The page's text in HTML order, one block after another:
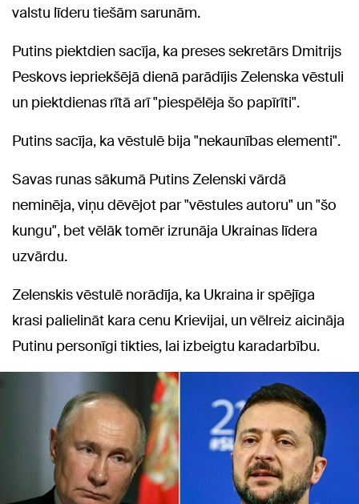
valstu līderu tiešām sarunām.
Putins piektdien sacīja, ka preses sekretārs Dmitrijs
Peskovs iepriekšējā dienā parādījis Zelenska vēstuli
un piektdienas rītā arī "piespēlēja šo papīrīti".
Putins sacīja, ka vēstulē bija "nekaunības elementi".
Savas runas sākumā Putins Zelenski vārdā
neminēja, viņu dēvējot par "vēstules autoru" un "šo
kungu", bet vēlāk tomēr izrunāja Ukrainas līdera
uzvārdu.
Zelenskis vēstulē norādīja, ka Ukraina ir spējīga
krasi palielināt kara cenu Krievijai, un vēlreiz aicināja
Putinu personīgi tikties, lai izbeigtu karadarbību.